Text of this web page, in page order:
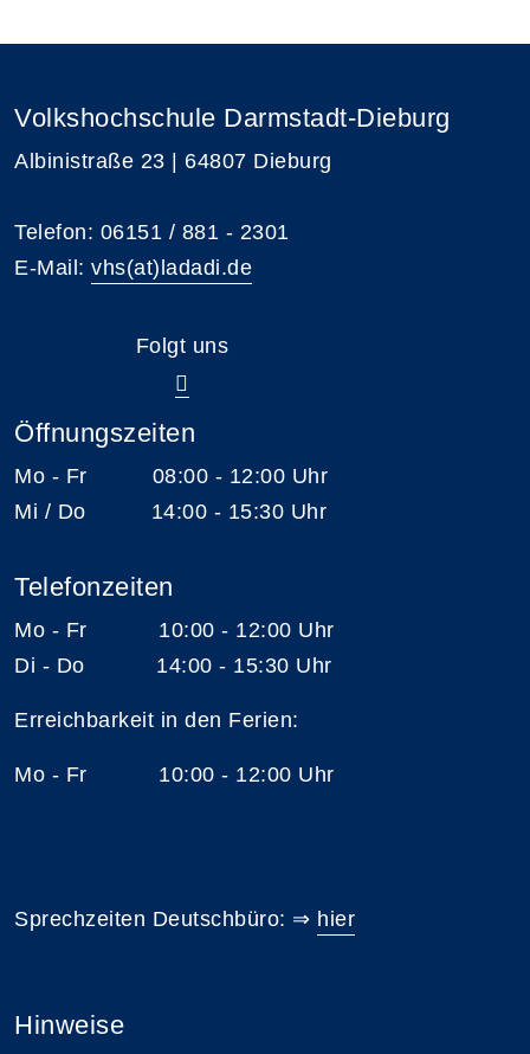
Volkshochschule Darmstadt-Dieburg
Albinistraße 23 | 64807 Dieburg
Telefon: 06151 / 881 - 2301
E-Mail: vhs(at)ladadi.de
Folgt uns
Öffnungszeiten
Mo - Fr 08:00 - 12:00 Uhr
Mi / Do 14:00 - 15:30 Uhr
Telefonzeiten
Mo - Fr 10:00 - 12:00 Uhr
Di - Do 14:00 - 15:30 Uhr
Erreichbarkeit in den Ferien:
Mo - Fr 10:00 - 12:00 Uhr
Sprechzeiten Deutschbüro: ⇒ hier
Hinweise